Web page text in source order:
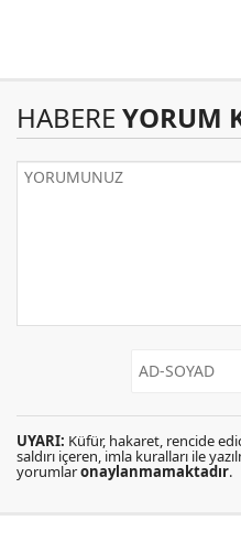
HABERE YORUM
UYARI: Küfür, hakaret, rencide
saldırı içeren, imla kuralları ile
yorumlaronaylanmamaktadır.